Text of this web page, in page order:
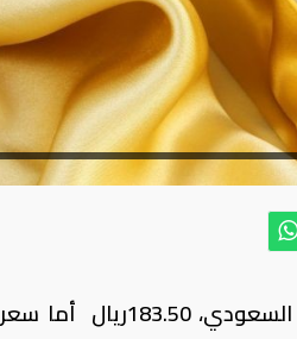
سجل سعر جرام الذهب، عيار 24، اليوم الجمعة 6-9-2019 في السوق